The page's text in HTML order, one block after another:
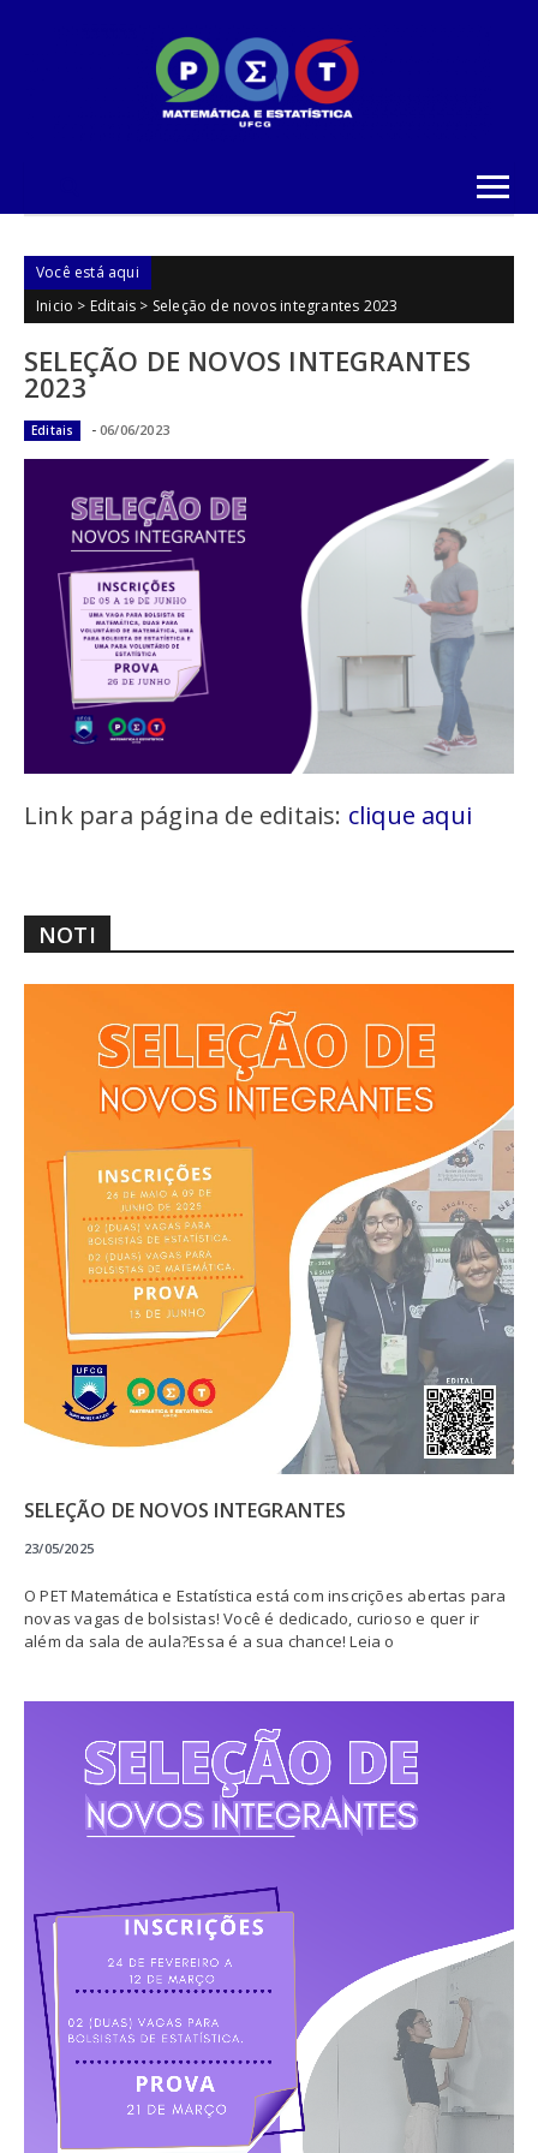
Você está aqui
Inicio > Editais > Seleção de novos integrantes 2023
SELEÇÃO DE NOVOS INTEGRANTES
2023
Editais -06/06/2023
Link para página de editais: clique aqui
NOTI
SELEÇÃO DE NOVOS INTEGRANTES
23/05/2025
O PET Matemática e Estatística está com inscrições abertas para
novas vagas de bolsistas! Você é dedicado, curioso e quer ir
além da sala de aula?Essa é a sua chance! Leia o